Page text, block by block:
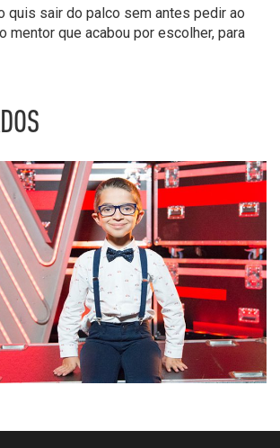
quis sair do palco sem antes pedir ao
mentor que acabou por escolher, para